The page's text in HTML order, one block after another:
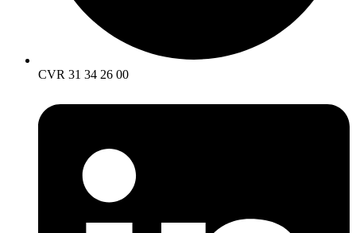
CVR 31 34 26 00